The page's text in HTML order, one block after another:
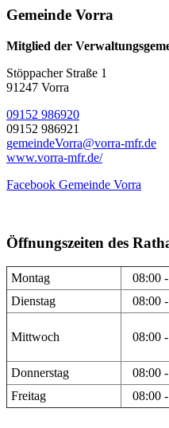
Gemeinde Vorra
Mitglied der
Stöppacher Straße 1
91247 Vorra
09152 986920
09152 986921
gemeindeVorra@vorra-mfr.de
www.vorra-mfr.de/
Facebook Gemeinde Vorra
Öffnungszeiten des
Montag 08:00
Dienstag
08:00
Mittwoch 08:00
Donnerstag 08:00
Freitag
08:00